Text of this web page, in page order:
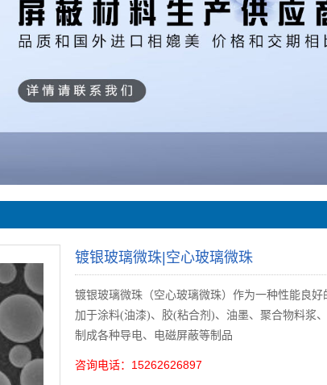
镀银玻璃微珠|空心玻璃微珠
镀银玻璃微珠（空心玻璃微珠）作为一种性能良
加于涂料(油漆)、胶(粘合剂)、油墨、聚合物料浆
制成各种导电、电磁屏蔽等制品
咨询电话：15262626897